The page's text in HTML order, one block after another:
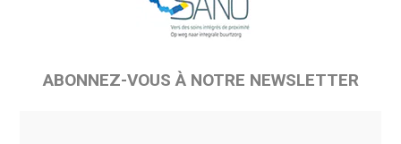
ABONNEZ-VOUS À NOTRE NEWSLETTER